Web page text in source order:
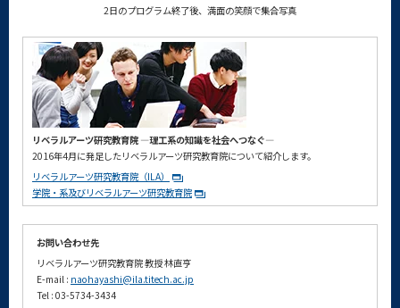
2日のプログラム終了後、満面の笑顔で集合写真
リベラルアーツ研究教育院 ―理工系の知識を社会へつなぐ―
2016年4月に発足したリベラルアーツ研究教育院について紹介します。
リベラルアーツ研究教育院（ILA）
学院・系及びリベラルアーツ研究教育院
お問い合わせ先
リベラルアーツ研究教育院 教授 林直亨
E-mail : naohayashi@ila.titech.ac.jp
Tel : 03-5734-3434